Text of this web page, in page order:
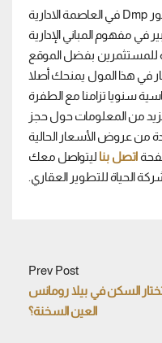
تعتبر تفاصيل مشروع لينك 30 للمطور Dmp في العاصمة الادارية
في مفهوم المباني الإدارية
للمستثمرين بفضل الموقع
في هذا المول يمنحك أصلا
سنويا تزامنا مع الطفرة
من المعلومات حول حجز
من عروض الأسعار الحالية
اتصل بنا ليتواصل معك
الحياة للتطوير العقاري.
Prev Post
السكن في بيلا رومانس
العين السخنة؟